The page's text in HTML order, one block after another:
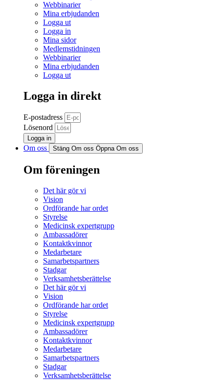
Webbinarier
Mina erbjudanden
Logga ut
Logga in
Mina sidor
Medlemstidningen
Webbinarier
Mina erbjudanden
Logga ut
Logga in direkt
E-postadress
Lösenord
Logga in
Om oss Stäng Om oss Öppna Om oss
Om föreningen
Det här gör vi
Vision
Ordförande har ordet
Styrelse
Medicinsk expertgrupp
Ambassadörer
Kontaktkvinnor
Medarbetare
Samarbetspartners
Stadgar
Verksamhetsberättelse
Det här gör vi
Vision
Ordförande har ordet
Styrelse
Medicinsk expertgrupp
Ambassadörer
Kontaktkvinnor
Medarbetare
Samarbetspartners
Stadgar
Verksamhetsberättelse